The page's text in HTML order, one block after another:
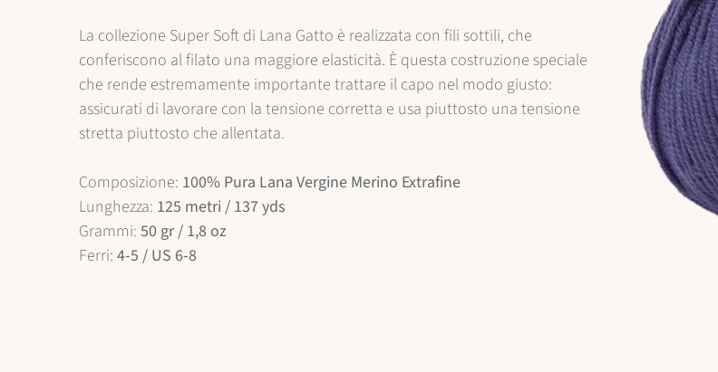
La collezione Super Soft di Lana Gatto è realizzata con fili sottili, che
conferiscono al filato una maggiore elasticità. È questa costruzione speciale
che rende estremamente importante trattare il capo nel modo giusto:
assicurati di lavorare con la tensione corretta e usa piuttosto una tensione
stretta piuttosto che allentata.
Composizione: 100% Pura Lana Vergine Merino Extrafine
Lunghezza: 125 metri / 137 yds
Grammi: 50 gr / 1,8 oz
Ferri: 4-5 / US 6-8
Confirm your age
Are you 18 years old or older?